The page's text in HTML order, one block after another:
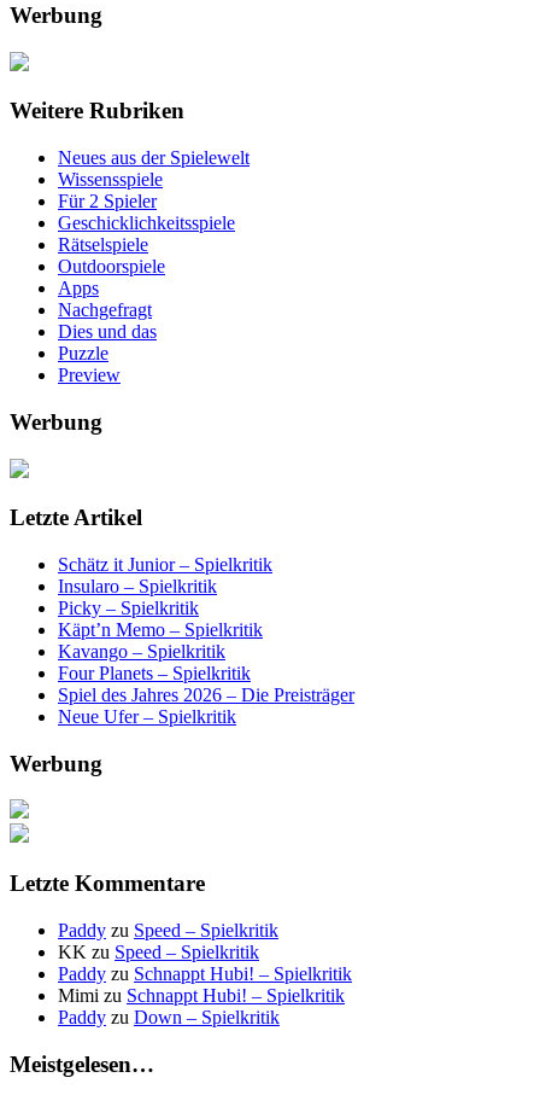
Werbung
Weitere Rubriken
Neues aus der Spielewelt
Wissensspiele
Für 2 Spieler
Geschicklichkeitsspiele
Rätselspiele
Outdoorspiele
Apps
Nachgefragt
Dies und das
Puzzle
Preview
Werbung
Letzte Artikel
Schätz it Junior – Spielkritik
Insularo – Spielkritik
Picky – Spielkritik
Käpt’n Memo – Spielkritik
Kavango – Spielkritik
Four Planets – Spielkritik
Spiel des Jahres 2026 – Die Preisträger
Neue Ufer – Spielkritik
Werbung
Letzte Kommentare
Paddy zu Speed – Spielkritik
KK zu Speed – Spielkritik
Paddy zu Schnappt Hubi! – Spielkritik
Mimi zu Schnappt Hubi! – Spielkritik
Paddy zu Down – Spielkritik
Meistgelesen…